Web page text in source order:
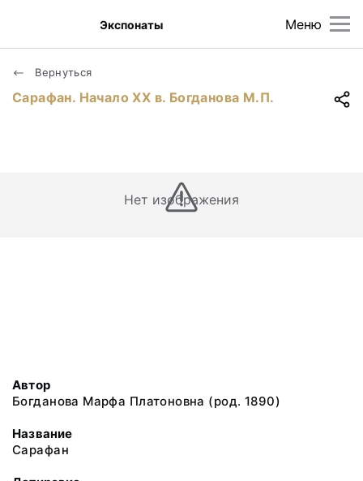
Меню
Экспонаты
Вернуться
Сарафан. Начало ХХ в. Богданова М.П.
Нет изображения
Автор
Богданова Марфа Платоновна (род. 1890)
Название
Сарафан